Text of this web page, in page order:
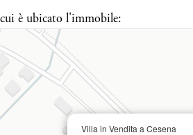
è ubicato l'immobile:
Villa in Vendita a Cesena